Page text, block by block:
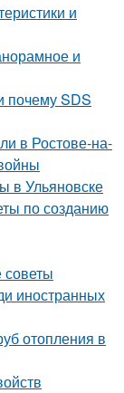
и
и
почему SDS
в Ростове-на-
в Ульяновске
по созданию
иностранных
отопления в